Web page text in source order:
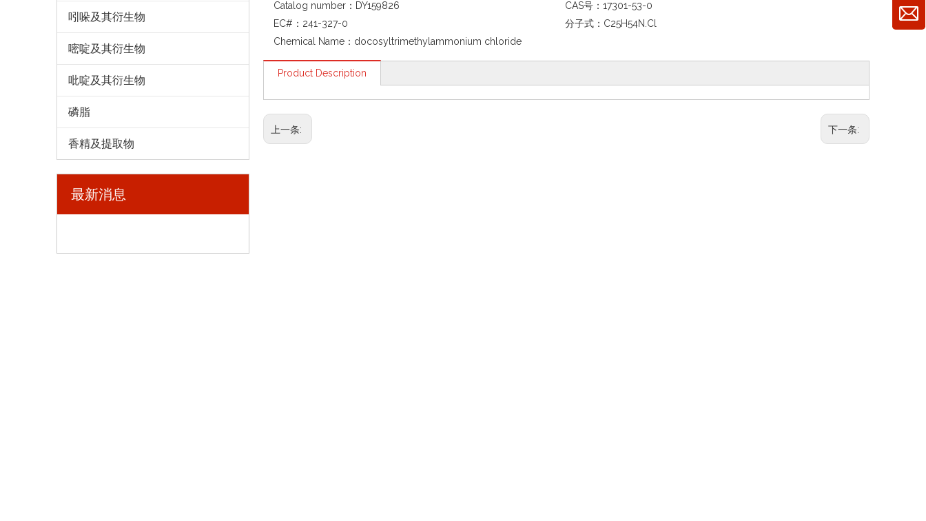
吲哚及其衍生物
嘧啶及其衍生物
吡啶及其衍生物
磷脂
香精及提取物
最新消息
Catalog number： DY159826 CAS号：17301-53-0
EC#： 241-327-0 分子式： C25H54N.Cl
Chemical Name： docosyltrimethylammonium chloride
Product Description
上一条: 下一条: